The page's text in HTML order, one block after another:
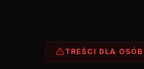
TREŚCI DLA